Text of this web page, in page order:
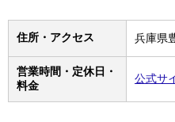
住所・アクセス 兵庫県
営業時間・定休日・
料金
公式サ